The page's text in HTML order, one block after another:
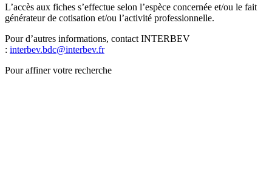
L’accès aux fiches s’effectue selon l’espèce concernée et/ou le fait
générateur de cotisation et/ou l’activité professionnelle.
Pour d’autres informations, contact INTERBEV
: interbev.bdc@interbev.fr
Pour affiner votre recherche